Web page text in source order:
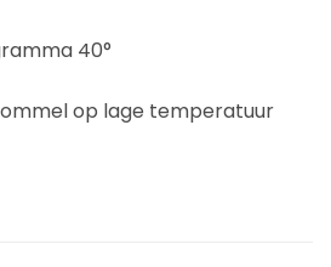
40°
op lage temperatuur